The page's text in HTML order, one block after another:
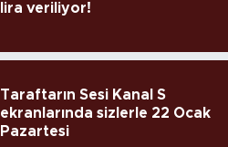
lira veriliyor!
Taraftarın Sesi Kanal S
ekranlarında sizlerle 22 Ocak
Pazartesi